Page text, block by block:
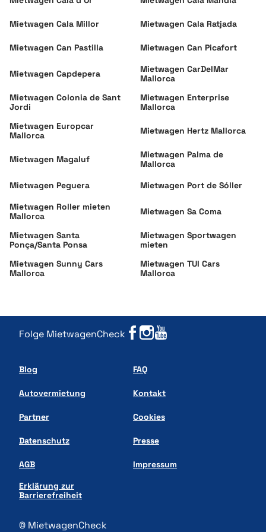
Sorgen machen. Gib einfach bei der Buchung des Mietwagens
Flug nachverfolgen und ist bei etwaigen Verspätungen
Mietwagen Cala Millor Mietwagen Cala Ratjada
Mietwagen Can Pastilla Mietwagen Can Picafort
Mietwagen Capdepera
Mietwagen CarDelMar
Mallorca
Mietwagen Colonia de Sant
Jordi
Mietwagen Enterprise
Mallorca
Mietwagen Europcar
Mallorca
Mietwagen Hertz Mallorca
Mietwagen Magaluf
Mietwagen Palma de
Mallorca
Mietwagen Peguera
Mietwagen Port de Sóller
Mietwagen Roller mieten
Mallorca
Mietwagen Sa Coma
Mietwagen Santa
Ponça/Santa Ponsa
Mietwagen Sportwagen
mieten
Mietwagen Sunny Cars
Mallorca
Mietwagen TUI Cars
Mallorca
Folge MietwagenCheck
Blog FAQ
Autovermietung Kontakt
Partner Cookies
Datenschutz Presse
AGB
Impressum
Erklärung zur
Barrierefreiheit
© MietwagenCheck